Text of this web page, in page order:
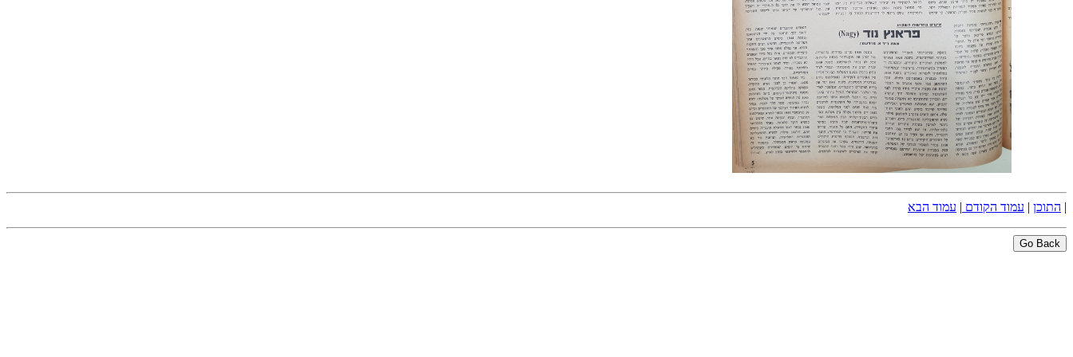
| התוכן | עמוד הקודם | עמוד הבא
Go Back